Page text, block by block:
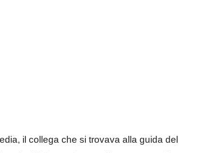
il collega che si trovava alla guida del